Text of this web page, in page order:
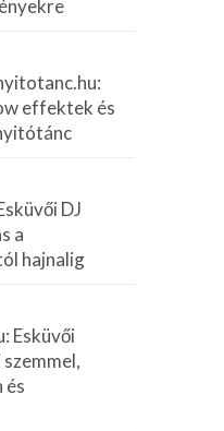
effektek és
DJ
a
hajnalig
Esküvői
és